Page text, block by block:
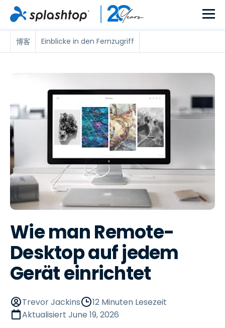
博客 Einblicke in den Fernzugriff
Wie man Remote-
Desktop auf jedem
Gerät einrichtet
Trevor Jackins
12 Minuten Lesezeit
Aktualisiert June 19, 2026